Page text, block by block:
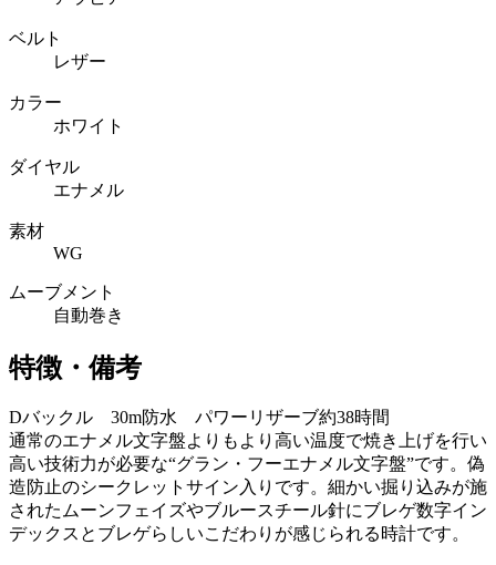
ベルト
レザー
カラー
ホワイト
ダイヤル
エナメル
素材
WG
ムーブメント
自動巻き
特徴・備考
Dバックル 30m防水 パワーリザーブ約38時間
通常のエナメル文字盤よりもより高い温度で焼き上げを行い
高い技術力が必要な“グラン・フーエナメル文字盤”です。偽
造防止のシークレットサイン入りです。細かい掘り込みが施
されたムーンフェイズやブルースチール針にブレゲ数字イン
デックスとブレゲらしいこだわりが感じられる時計です。